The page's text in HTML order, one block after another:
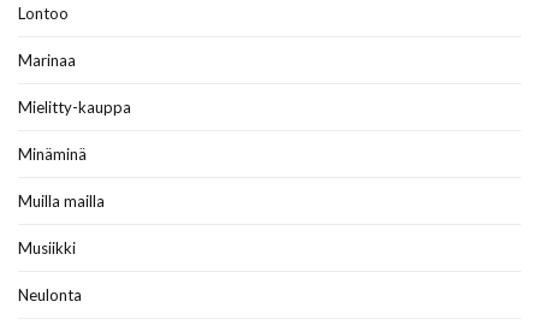
Lontoo
Marinaa
Mielitty-kauppa
Minäminä
Muilla mailla
Musiikki
Neulonta